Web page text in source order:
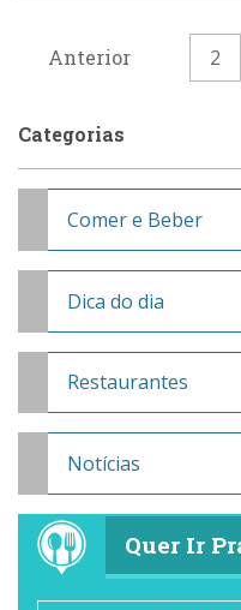
Anterior 2
Categorias
Comer e Beber
Dica do dia
Restaurantes
Notícias
Quer Ir